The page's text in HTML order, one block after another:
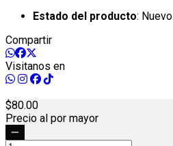
Estado del producto: Nuevo
Compartir
Visitanos en
80.00
Precio al por mayor